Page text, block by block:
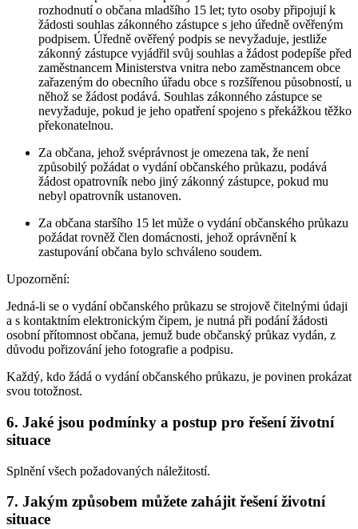
rozhodnutí o občana mladšího 15 let; tyto osoby připojují k
žádosti souhlas zákonného zástupce s jeho úředně ověřeným
podpisem. Úředně ověřený podpis se nevyžaduje, jestliže
zákonný zástupce vyjádřil svůj souhlas a žádost podepíše před
zaměstnancem Ministerstva vnitra nebo zaměstnancem obce
zařazeným do obecního úřadu obce s rozšířenou působností, u
něhož se žádost podává. Souhlas zákonného zástupce se
nevyžaduje, pokud je jeho opatření spojeno s překážkou těžko
překonatelnou.
Za občana, jehož svéprávnost je omezena tak, že není
způsobilý požádat o vydání občanského průkazu, podává
žádost opatrovník nebo jiný zákonný zástupce, pokud mu
nebyl opatrovník ustanoven.
Za občana staršího 15 let může o vydání občanského průkazu
požádat rovněž člen domácnosti, jehož oprávnění k
zastupování občana bylo schváleno soudem.
Upozornění:
Jedná-li se o vydání občanského průkazu se strojově čitelnými údaji
a s kontaktním elektronickým čipem, je nutná při podání žádosti
osobní přítomnost občana, jemuž bude občanský průkaz vydán, z
důvodu pořizování jeho fotografie a podpisu.
Každý, kdo žádá o vydání občanského průkazu, je povinen prokázat
svou totožnost.
6. Jaké jsou podmínky a postup pro řešení životní
situace
Splnění všech požadovaných náležitostí.
7. Jakým způsobem můžete zahájit řešení životní
situace